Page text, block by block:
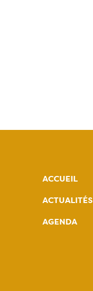
ACCUEIL
ACTUALITÉS
AGENDA